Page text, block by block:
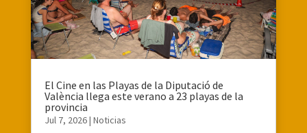
El Cine en las Playas de la Diputació de
València llega este verano a 23 playas de la
provincia
Jul 7, 2026| Noticias